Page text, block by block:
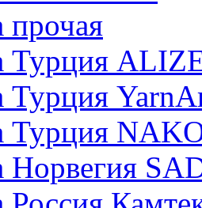
Турция
Турция
Турция